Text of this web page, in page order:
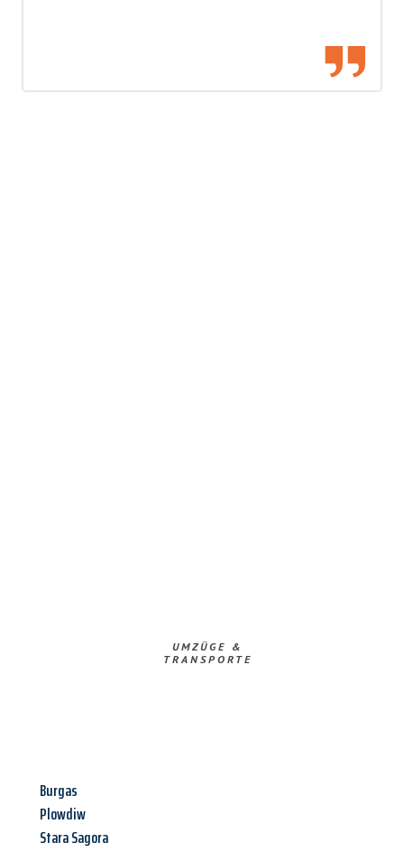
UMZÜGE &
TRANSPORTE
Burgas
Plowdiw
Stara Sagora